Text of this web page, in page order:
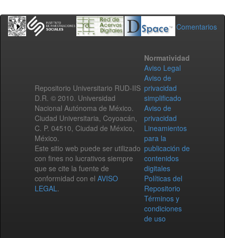
Comentarios
Repositorio Universitario RUD-IIS
D.R. © 2010. Universidad
Nacional Autónoma de México.
Ciudad Universitaria, Coyoacán,
C. P. 04510, Ciudad de México,
México.
Este sitio web puede ser utilizado
con fines no lucrativos siempre
que se cite la fuente de
conformidad con el AVISO
LEGAL.
Normatividad
Aviso Legal
Aviso de
privacidad
simplificado
Aviso de
privacidad
Lineamientos
para la
publicación de
contenidos
digitales
Políticas del
Repositorio
Términos y
condiciones
de uso